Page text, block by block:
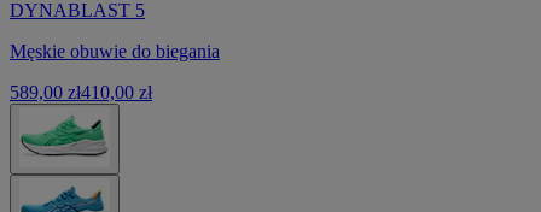
DYNABLAST 5
Męskie obuwie do biegania
589,00 zł410,00 zł